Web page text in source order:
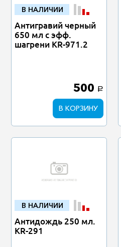
В НАЛИЧИИ
Антигравий черный
650 мл с эфф.
шагрени KR-971.2
500 a
В КОРЗИНУ
В НАЛИЧИИ
Антидождь 250 мл.
KR-291